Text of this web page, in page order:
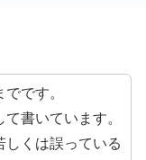
です。
書いています。
しくは誤っている